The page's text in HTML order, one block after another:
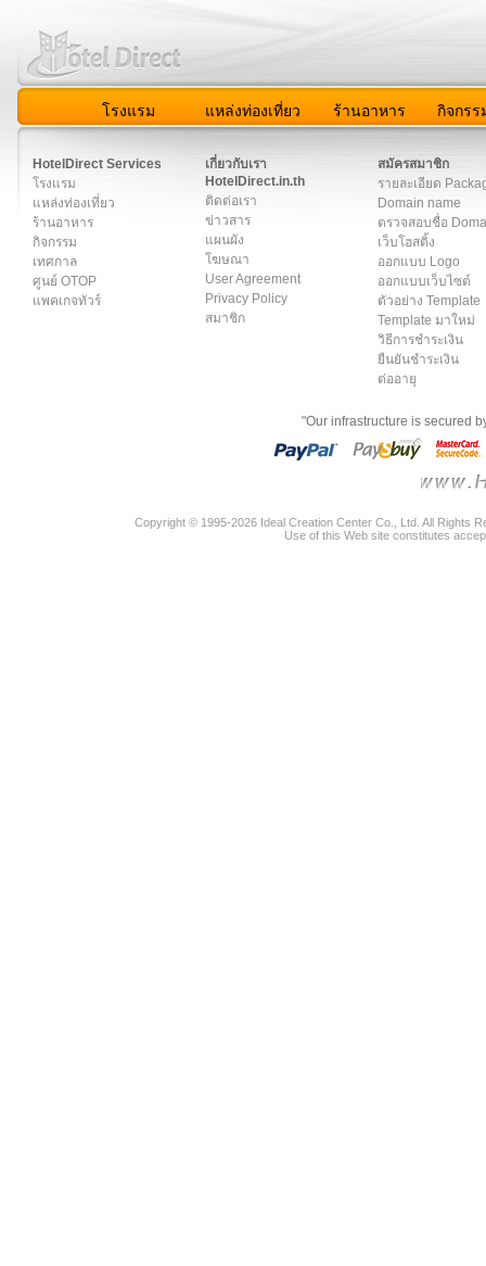
โรงแรม แหล่งท่องเที่ยว ร้านอาหาร กิจกรร
HotelDirect Services
โรงแรม
แหล่งท่องเที่ยว
ร้านอาหาร
กิจกรรม
เทศกาล
ศูนย์ OTOP
แพคเกจทัวร์
เกี่ยวกับเรา
HotelDirect.in.th
ติดต่อเรา
ข่าวสาร
แผนผัง
โฆษณา
User Agreement
Privacy Policy
สมาชิก
สมัครสมาชิก
รายละเอียด
Domain name
ตรวจสอบชื่อ
เว็บโฮสติ้ง
ออกแบบ Logo
ออกแบบเว็บไซต์
ตัวอย่าง Template
Template มาใหม่
วิธีการชำระเงิน
ยืนยันชำระเงิน
ต่ออายุ
"Our infrastructure is secured
Copyright © 1995-2026 Ideal Creation Center Co., Ltd. All Rights
Use of this Web site constitutes